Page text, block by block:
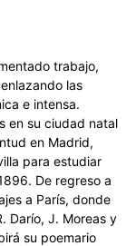
trabajo,
las
e intensa.
en su ciudad natal
en Madrid,
para estudiar
De regreso a
a París, donde
Darío, J. Moreas y
su poemario